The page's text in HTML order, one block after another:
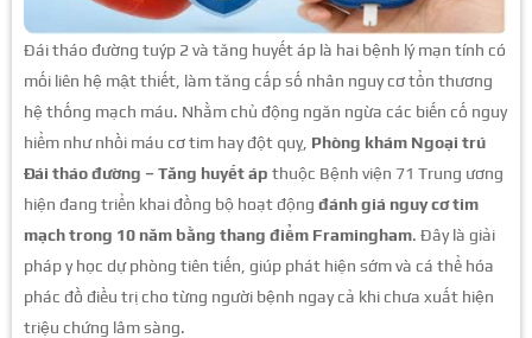
Đái tháo đường tuýp 2 và tăng huyết áp là hai bệnh lý mạn tính có
mối liên hệ mật thiết, làm tăng cấp số nhân nguy cơ tổn thương
hệ thống mạch máu. Nhằm chủ động ngăn ngừa các biến cố nguy
hiểm như nhồi máu cơ tim hay đột quỵ, Phòng khám Ngoại trú
Đái tháo đường – Tăng huyết áp thuộc Bệnh viện 71 Trung ương
hiện đang triển khai đồng bộ hoạt động đánh giá nguy cơ tim
mạch trong 10 năm bằng thang điểm Framingham. Đây là giải
pháp y học dự phòng tiên tiến, giúp phát hiện sớm và cá thể hóa
phác đồ điều trị cho từng người bệnh ngay cả khi chưa xuất hiện
triệu chứng lâm sàng.